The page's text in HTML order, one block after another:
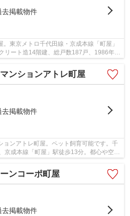
去掲載物件
東京メトロ千代田線・京成本線「町屋」
リート造14階建、総戸数187戸、1986年築
ンションアトレ町屋
去掲載物件
ョンアトレ町屋。ペット飼育可能です。千
京成本線「町屋」駅徒歩13分。都心や空港
ンコーポ町屋
去掲載物件